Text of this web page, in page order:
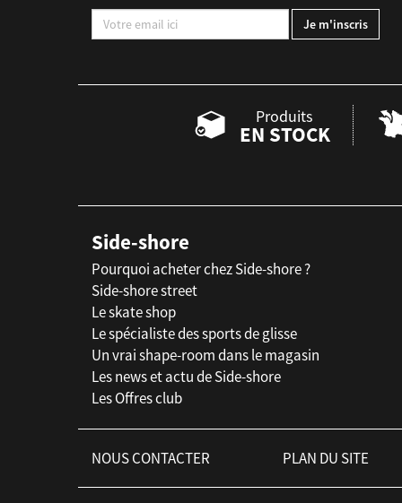
Produits
EN STOCK
Side-shore
Pourquoi acheter chez Side-shore ?
Side-shore street
Le skate shop
Le spécialiste des sports de glisse
Un vrai shape-room dans le magasin
Les news et actu de Side-shore
Les Offres club
NOUS CONTACTER PLAN DU SITE